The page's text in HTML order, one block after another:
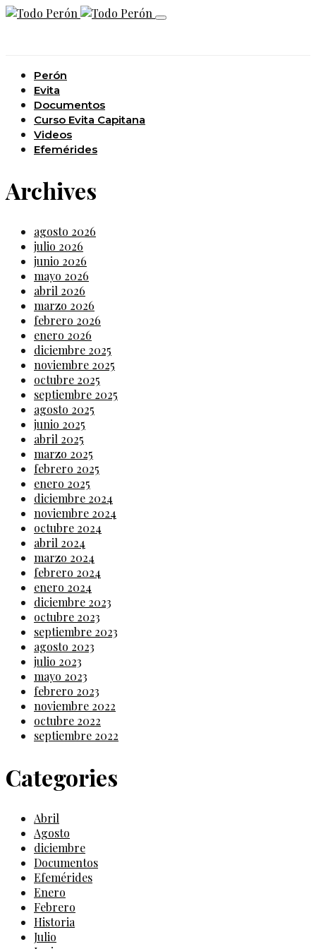
Perón
Evita
Documentos
Curso Evita Capitana
Videos
Efemérides
Archives
agosto 2026
julio 2026
junio 2026
mayo 2026
abril 2026
marzo 2026
febrero 2026
enero 2026
diciembre 2025
noviembre 2025
octubre 2025
septiembre 2025
agosto 2025
junio 2025
abril 2025
marzo 2025
febrero 2025
enero 2025
diciembre 2024
noviembre 2024
octubre 2024
abril 2024
marzo 2024
febrero 2024
enero 2024
diciembre 2023
octubre 2023
septiembre 2023
agosto 2023
julio 2023
mayo 2023
febrero 2023
noviembre 2022
octubre 2022
septiembre 2022
Categories
Abril
Agosto
diciembre
Documentos
Efemérides
Enero
Febrero
Historia
Julio